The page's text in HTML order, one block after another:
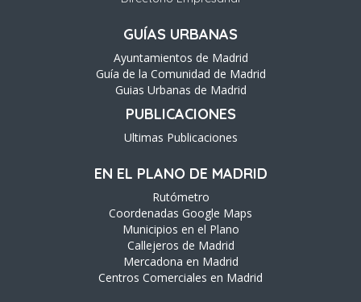
GUÍAS URBANAS
Ayuntamientos de Madrid
Guía de la Comunidad de Madrid
Guias Urbanas de Madrid
PUBLICACIONES
Ultimas Publicaciones
EN EL PLANO DE MADRID
Rutómetro
Coordenadas Google Maps
Municipios en el Plano
Callejeros de Madrid
Mercadona en Madrid
Centros Comerciales en Madrid